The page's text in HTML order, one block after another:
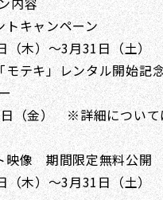
トキャンペーン
（木）～3月31日（土）
モテキ」レンタル開始記
日（金） ※詳細について
映像 期間限定無料公開
（木）～3月31日（土）